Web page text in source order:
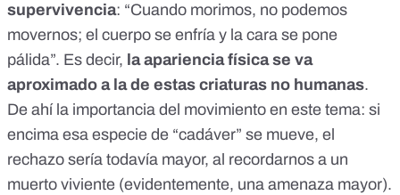
supervivencia: “Cuando morimos, no podemos
movernos; el cuerpo se enfría y la cara se pone
pálida”. Es decir, la apariencia física se va
aproximado a la de estas criaturas no humanas.
De ahí la importancia del movimiento en este tema: si
encima esa especie de “cadáver” se mueve, el
rechazo sería todavía mayor, al recordarnos a un
muerto viviente (evidentemente, una amenaza mayor).